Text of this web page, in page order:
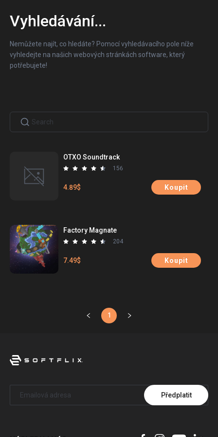
Vyhledávání...
Nemůžete najít, co hledáte? Pomocí vyhledávacího pole níže
vyhledejte na našich webových stránkách software, který
potřebujete!
OTXO Soundtrack
156
4.89$ Koupit
Factory Magnate
204
7.49$ Koupit
1
Předplatit